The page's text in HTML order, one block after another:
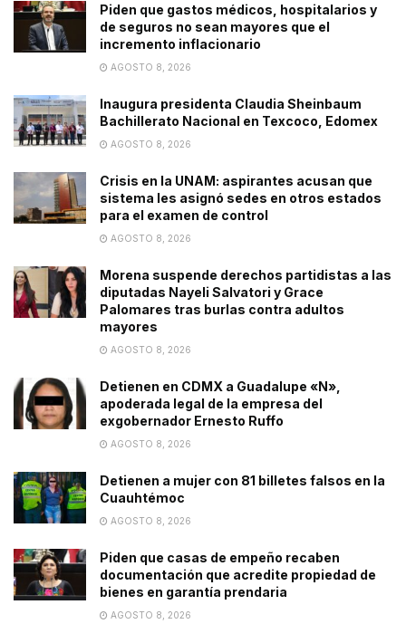
Piden que gastos médicos, hospitalarios y
de seguros no sean mayores que el
incremento inflacionario
AGOSTO 8, 2026
Inaugura presidenta Claudia Sheinbaum
Bachillerato Nacional en Texcoco, Edomex
AGOSTO 8, 2026
Crisis en la UNAM: aspirantes acusan que
sistema les asignó sedes en otros estados
para el examen de control
AGOSTO 8, 2026
Morena suspende derechos partidistas a las
diputadas Nayeli Salvatori y Grace
Palomares tras burlas contra adultos
mayores
AGOSTO 8, 2026
Detienen en CDMX a Guadalupe «N»,
apoderada legal de la empresa del
exgobernador Ernesto Ruffo
AGOSTO 8, 2026
Detienen a mujer con 81 billetes falsos en la
Cuauhtémoc
AGOSTO 8, 2026
Piden que casas de empeño recaben
documentación que acredite propiedad de
bienes en garantía prendaria
AGOSTO 8, 2026